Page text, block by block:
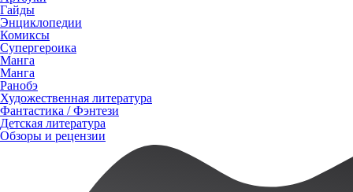
Гайды
Энциклопедии
Комиксы
Супергероика
Манга
Манга
Ранобэ
Художественная литература
Фантастика / Фэнтези
Детская литература
Обзоры и рецензии